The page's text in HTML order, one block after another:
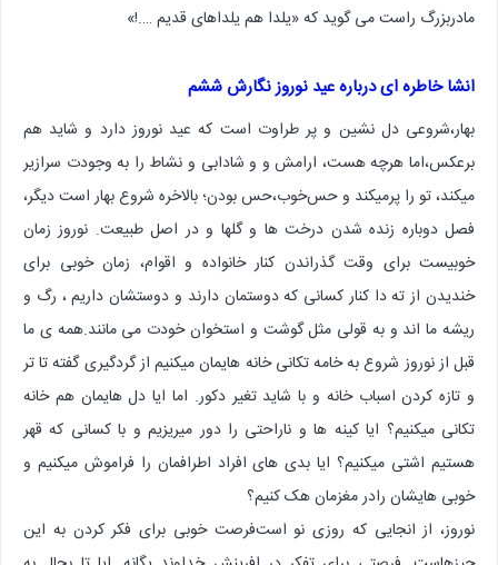
مادربزرگ راست می گوید که «یلدا هم یلداهای قدیم ….!»
انشا خاطره ای درباره عید نوروز نگارش ششم
بهار،شروعی دل نشین و پر طراوت است که عید نوروز دارد و شاید هم
برعکس،اما هرچه هست، ارامش و و شادابی و نشاط را به وجودت سرازیر
میکند، تو را پر‌میکند و حس‌خوب،حس بودن؛ بالاخره شروع بهار است دیگر،
فصل دوباره زنده شدن درخت ها و گلها و در اصل طبیعت. نوروز زمان
خوبیست برای وقت گذراندن کنار خانواده و اقوام، زمان خوبی برای
خندیدن از ته دا کنار کسانی که دوستمان دارند و دوستشان داریم ، رگ و
ریشه ما اند و به قولی مثل گوشت و استخوان خودت می مانند.همه ی ما
قبل از نوروز شروع به خامه تکانی خانه هایمان میکنیم از گردگیری گفته تا تر
و تازه کردن اسباب خانه و با شاید تغیر دکور. اما ایا دل هایمان هم خانه
تکانی میکنیم؟ ایا کینه ها و ناراحتی را دور میریزیم و با کسانی که قهر
هستیم اشتی میکنیم؟ ایا بدی های افراد اطرافمان را فراموش میکنیم و
خوبی هایشان رادر مغزمان هک کنیم؟
نوروز، از انجایی که روزی نو است‌فرصت خوبی برای فکر کردن به این